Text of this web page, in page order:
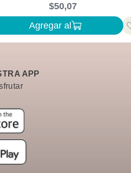
$50,07
Agregar al
APP